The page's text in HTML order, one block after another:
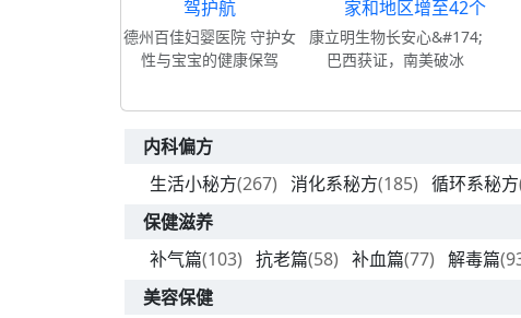
德州百佳妇婴医院 守护女
性与宝宝的健康保驾
康立明生物长安心&#174;
巴西获证，南美破冰
内科偏方
生活小秘方(267) 消化系秘方(185) 循环系秘方
保健滋养
补气篇(103) 抗老篇(58) 补血篇(77) 解毒篇
美容保健